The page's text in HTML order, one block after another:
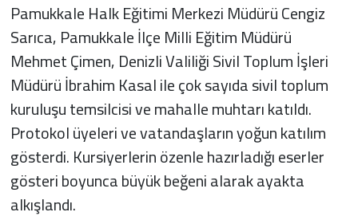
Pamukkale Halk Eğitimi Merkezi Müdürü Cengiz
Sarıca, Pamukkale İlçe Milli Eğitim Müdürü
Mehmet Çimen, Denizli Valiliği Sivil Toplum İşleri
Müdürü İbrahim Kasal ile çok sayıda sivil toplum
kuruluşu temsilcisi ve mahalle muhtarı katıldı.
Protokol üyeleri ve vatandaşların yoğun katılım
gösterdi. Kursiyerlerin özenle hazırladığı eserler
gösteri boyunca büyük beğeni alarak ayakta
alkışlandı.